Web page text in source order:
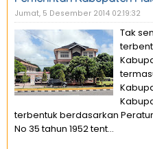
Jumat, 5 Desember 2014 02:19:32
Tak
terbentuk berdasarkan
No 35 tahun 1952 tent...